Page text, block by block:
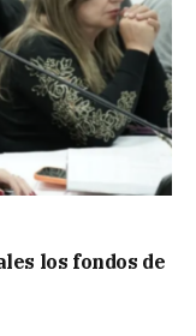
los fondos de